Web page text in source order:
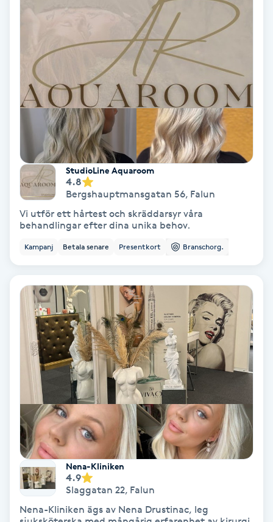
Brynfärgning
Brynplockning
Bröllopsuppsättning
Celluliter
Coachning
Color correction
Cryoterapi
Damklippning
Dermapen
Diamantslipning
Enzympeeling
Extensions
StudioLine Aquaroom
4.8
Bergshauptmansgatan 56, Falun
Vi utför ett hårtest och skräddarsyr våra
behandlingar efter dina unika behov.
Kampanj Betala senare Presentkort Branschorg.
Nena-Kliniken
4.9
Slaggatan 22, Falun
Nena-Kliniken ägs av Nena Drustinac, leg